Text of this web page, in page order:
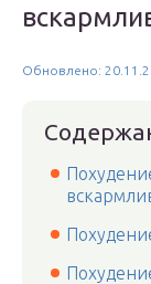
Обновлено: